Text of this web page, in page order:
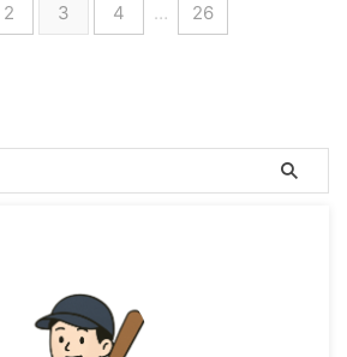
2 3 4 … 26